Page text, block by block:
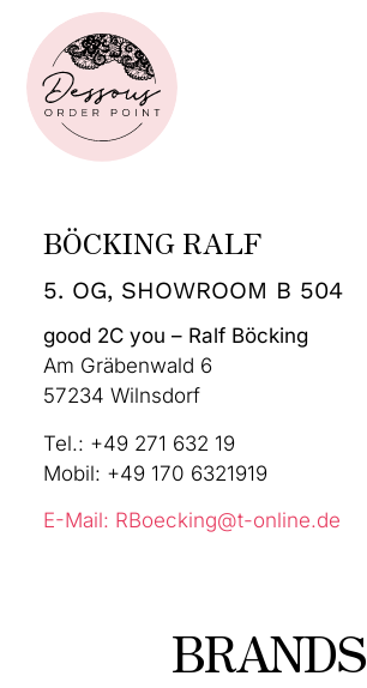
BÖCKING RALF
5. OG, SHOWROOM B 504
good 2C you – Ralf Böcking
Am Gräbenwald 6
57234 Wilnsdorf
Tel.: +49 271 632 19
Mobil: +49 170 6321919
E-Mail: RBoecking@t-online.de
BRANDS